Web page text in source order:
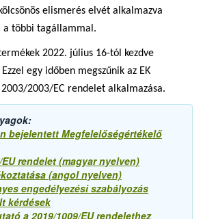
elismerés elvét alkalmazva
többi tagállammal.
2022. július 16-tól kezdve
egy időben megszűnik az EK
2003/EC rendelet alkalmazása.
bejelentett Megfelelőségértékelő
rendelet (magyar nyelven)
(angol nyelven)
engedélyezési szabályozás
kérdések
a 2019/1009/EU rendelethez